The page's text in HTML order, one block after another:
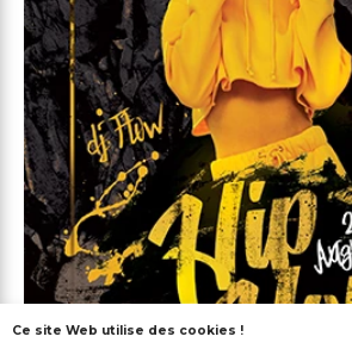
Ce site Web utilise des cookies !